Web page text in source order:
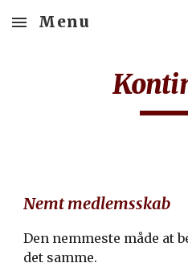
Skip to main content
Menu
Nemt medlemsskab
Den nemmeste måde at
det samme.